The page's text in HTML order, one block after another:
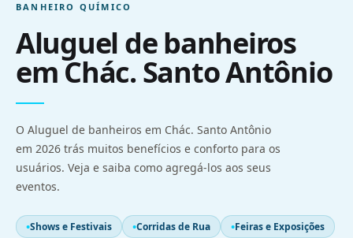
BANHEIRO QUÍMICO
Aluguel de banheiros
em Chác. Santo Antônio
O Aluguel de banheiros em Chác. Santo Antônio
em 2026 trás muitos benefícios e conforto para os
usuários. Veja e saiba como agregá-los aos seus
eventos.
Shows e Festivais Corridas de Rua Feiras e Exposições